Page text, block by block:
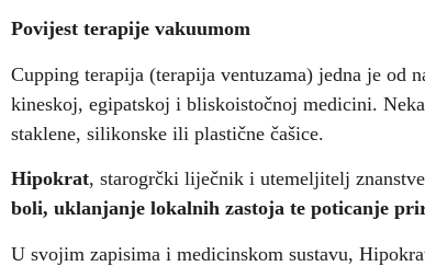
Povijest terapije vakuumom
Cupping terapija (terapija ventuzama) jedna je od
kineskoj, egipatskoj i bliskoistočnoj medicini.
staklene, silikonske ili plastične čašice.
Hipokrat, starogrčki liječnik i utemeljitelj
boli, uklanjanje lokalnih zastoja te poticanje
U svojim zapisima i medicinskom sustavu,